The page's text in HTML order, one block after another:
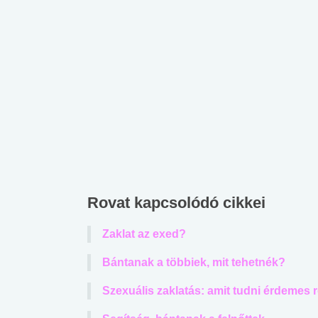
Rovat kapcsolódó cikkei
Zaklat az exed?
Bántanak a többiek, mit tehetnék?
Szexuális zaklatás: amit tudni érdemes